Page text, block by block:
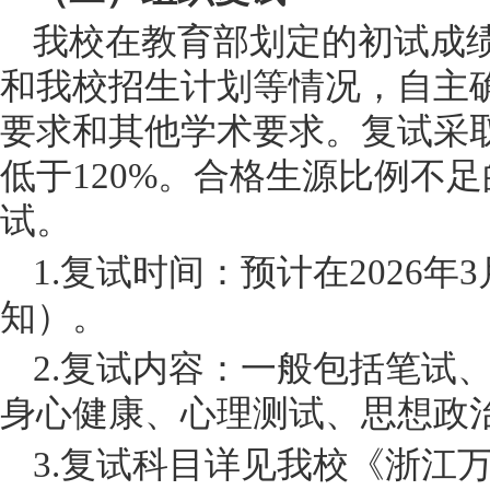
我校在教育部划定的初试成
和我校招生计划等情况，自主
要求和其他学术要求。复试采
低于120%。合格生源比例不
试。
1.复试时间：预计在2026年
知）。
2.复试内容：一般包括笔试
身心健康、心理测试、思想政
3.复试科目详见我校《浙江